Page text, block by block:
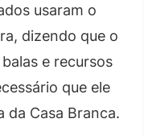
usaram o
dizendo que o
e recursos
que ele
da Casa Branca.